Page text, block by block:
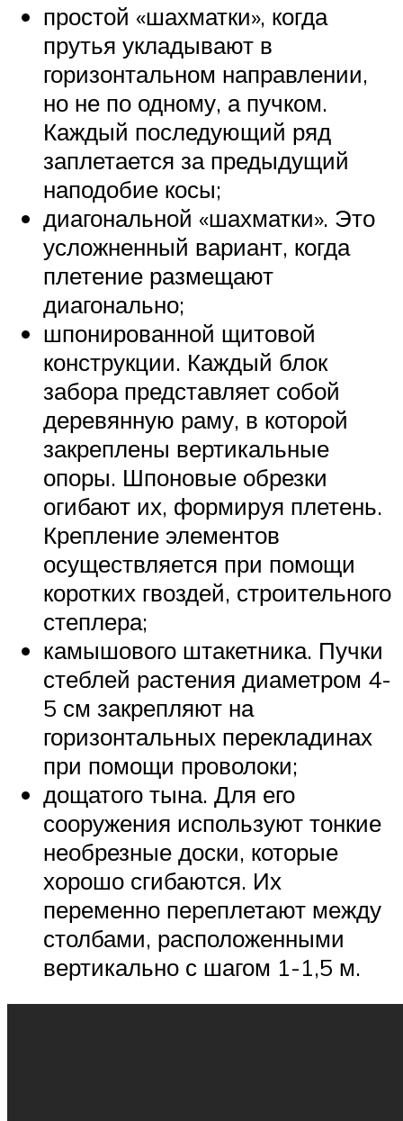
простой «шахматки», когда
прутья укладывают в
горизонтальном направлении,
но не по одному, а пучком.
Каждый последующий ряд
заплетается за предыдущий
наподобие косы;
диагональной «шахматки». Это
усложненный вариант, когда
плетение размещают
диагонально;
шпонированной щитовой
конструкции. Каждый блок
забора представляет собой
деревянную раму, в которой
закреплены вертикальные
опоры. Шпоновые обрезки
огибают их, формируя плетень.
Крепление элементов
осуществляется при помощи
коротких гвоздей, строительного
степлера;
камышового штакетника. Пучки
стеблей растения диаметром 4-
5 см закрепляют на
горизонтальных перекладинах
при помощи проволоки;
дощатого тына. Для его
сооружения используют тонкие
необрезные доски, которые
хорошо сгибаются. Их
переменно переплетают между
столбами, расположенными
вертикально с шагом 1-1,5 м.